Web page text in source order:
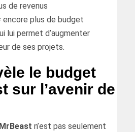
de revenus
encore plus de budget
lui permet d’augmenter
de ses projets.
le budget
sur l’avenir de
n’est pas seulement